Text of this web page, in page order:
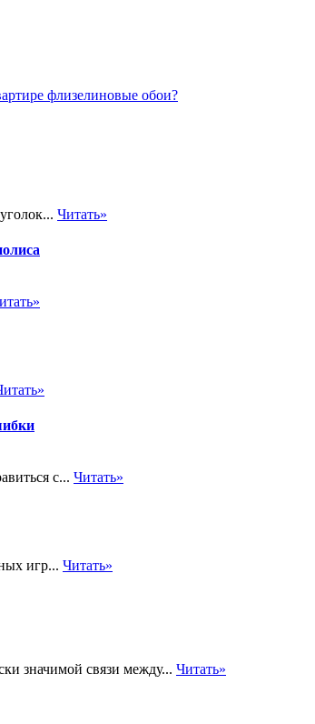
флизелиновые обои?
Читать»
с... Читать»
игр... Читать»
значимой связи между... Читать»